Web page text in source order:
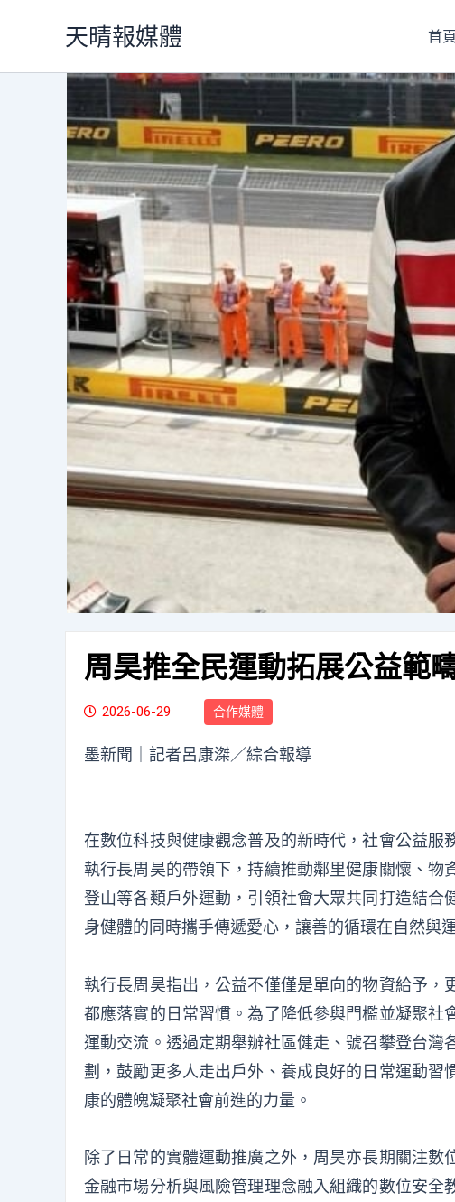
天晴報媒體 首頁
周昊推全民運動拓展公益範
2026-06-29 合作媒體
墨新聞 ｜記者呂康滐／綜合報導
在數位科技與健康觀念普及的新時代，社會公益
執行長周昊的帶領下，持續推動鄰里健康關懷、物
登山等各類戶外運動，引領社會大眾共同打造結
身健體的同時攜手傳遞愛心，讓善的循環在自然與
執行長周昊指出，公益不僅僅是單向的物資給予
都應落實的日常習慣。為了降低參與門檻並凝聚
運動交流。透過定期舉辦社區健走、號召攀登台
劃，鼓勵更多人走出戶外、養成良好的日常運動
康的體魄凝聚社會前進的力量。
除了日常的實體運動推廣之外，周昊亦長期關注
金融市場分析與風險管理理念融入組織的數位安